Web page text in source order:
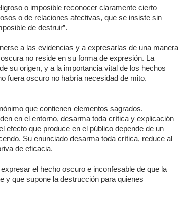
o imposible reconocer claramente cierto
o de relaciones afectivas, que se insiste sin
de destruir”.
a las evidencias y a expresarlas de una manera
no reside en su forma de expresión. La
su origen, y a la importancia vital de los hechos
fuera oscuro no habría necesidad de mito.
que contienen elementos sagrados.
en el entorno, desarma toda crítica y explicación
efecto que produce en el público depende de un
Su enunciado desarma toda crítica, reduce al
de eficacia.
el hecho oscuro e inconfesable de que la
y que supone la destrucción para quienes